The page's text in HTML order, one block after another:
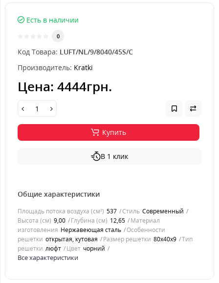
Есть в наличии
0
Код Товара: LUFT/NL/9/8040/45S/C
Производитель: Kratki
Цена: 4444грн.
Купить
В 1 клик
Общие характеристики
Площадь потока воздуха (см²) 537 Стиль Современный
Высота (см) 9,00 Глубина (см) 12,65
Материал
изготовления Нержавеющая сталь
Особенности
решетки открытая, кутовая Размер решетки 80x40x9
Тип
решетки люфт Цвет чорний
Все характеристики